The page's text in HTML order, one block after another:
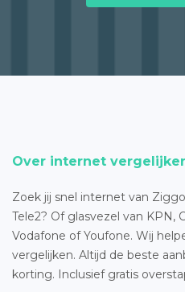
Over internet
Zoek jij snel internet van
Tele2? Of glasvezel van KPN,
Vodafone of Youfone. Wij
vergelijken. Altijd de beste
korting. Inclusief gratis